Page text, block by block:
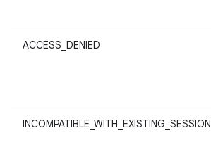
ACCESS_DENIED
INCOMPATIBLE_WITH_EXISTING_SESSION